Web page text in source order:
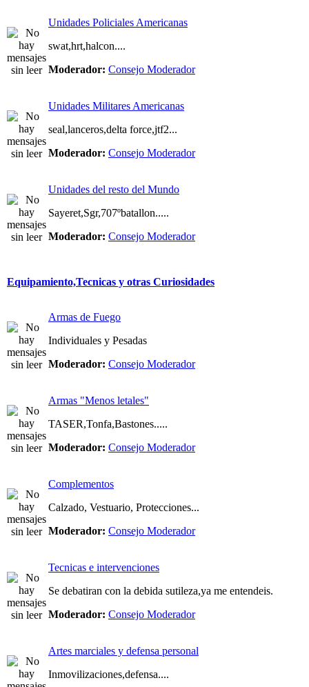
Unidades Policiales Americanas
swat,hrt,halcon....
Moderador: Consejo Moderador
Unidades Militares Americanas
seal,lanceros,delta force,jtf2...
Moderador: Consejo Moderador
Unidades del resto del Mundo
Sayeret,Sgr,707ºbatallon.....
Moderador: Consejo Moderador
Equipamiento,Tecnicas y otras Curiosidades
Armas de Fuego
Individuales y Pesadas
Moderador: Consejo Moderador
Armas "Menos letales"
TASER,Tonfa,Bastones.....
Moderador: Consejo Moderador
Complementos
Calzado, Vestuario, Protecciones...
Moderador: Consejo Moderador
Tecnicas e intervenciones
Se debatiran con la debida sutileza,ya me entendeis.
Moderador: Consejo Moderador
Artes marciales y defensa personal
Inmovilizaciones,defensa....